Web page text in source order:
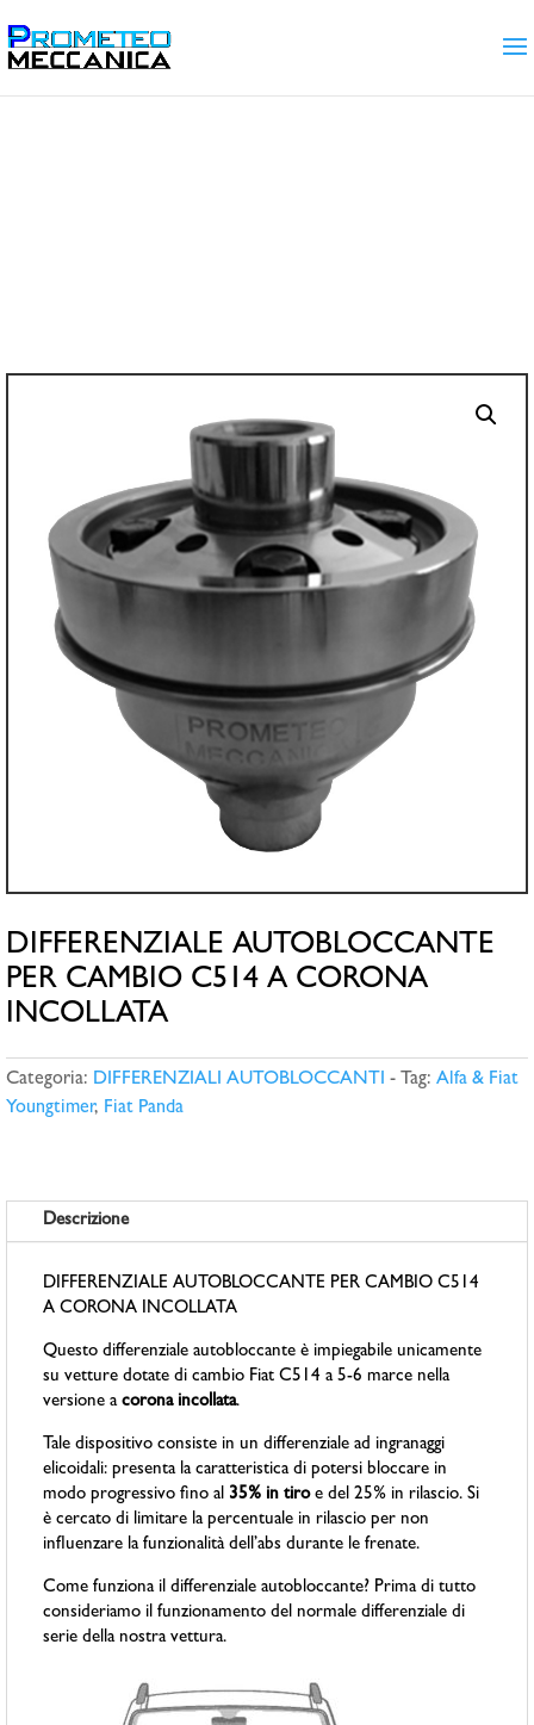
DIFFERENZIALE AUTOBLOCCANTE
PER CAMBIO C514 A CORONA
INCOLLATA
Categoria: DIFFERENZIALI AUTOBLOCCANTI Tag:Alfa & Fiat
Youngtimer, Fiat Panda
Descrizione
DIFFERENZIALE AUTOBLOCCANTE PER CAMBIO C514
A CORONA INCOLLATA
Questo differenziale autobloccante è impiegabile unicamente
su vetture dotate di cambio Fiat C514 a 5-6 marce nella
versioneacorona incollata.
Tale dispositivo consiste in un differenziale ad ingranaggi
elicoidali: presenta la caratteristica di potersi bloccare in
modo progressivo fino al 35% in tiroe del 25% in rilascio. Si
è cercato di limitare la percentuale in rilascio per non
influenzare la funzionalità dell’abs durante le frenate.
Come funziona il differenziale autobloccante? Prima di tutto
consideriamo il funzionamento del normale differenziale di
serie della nostra vettura.